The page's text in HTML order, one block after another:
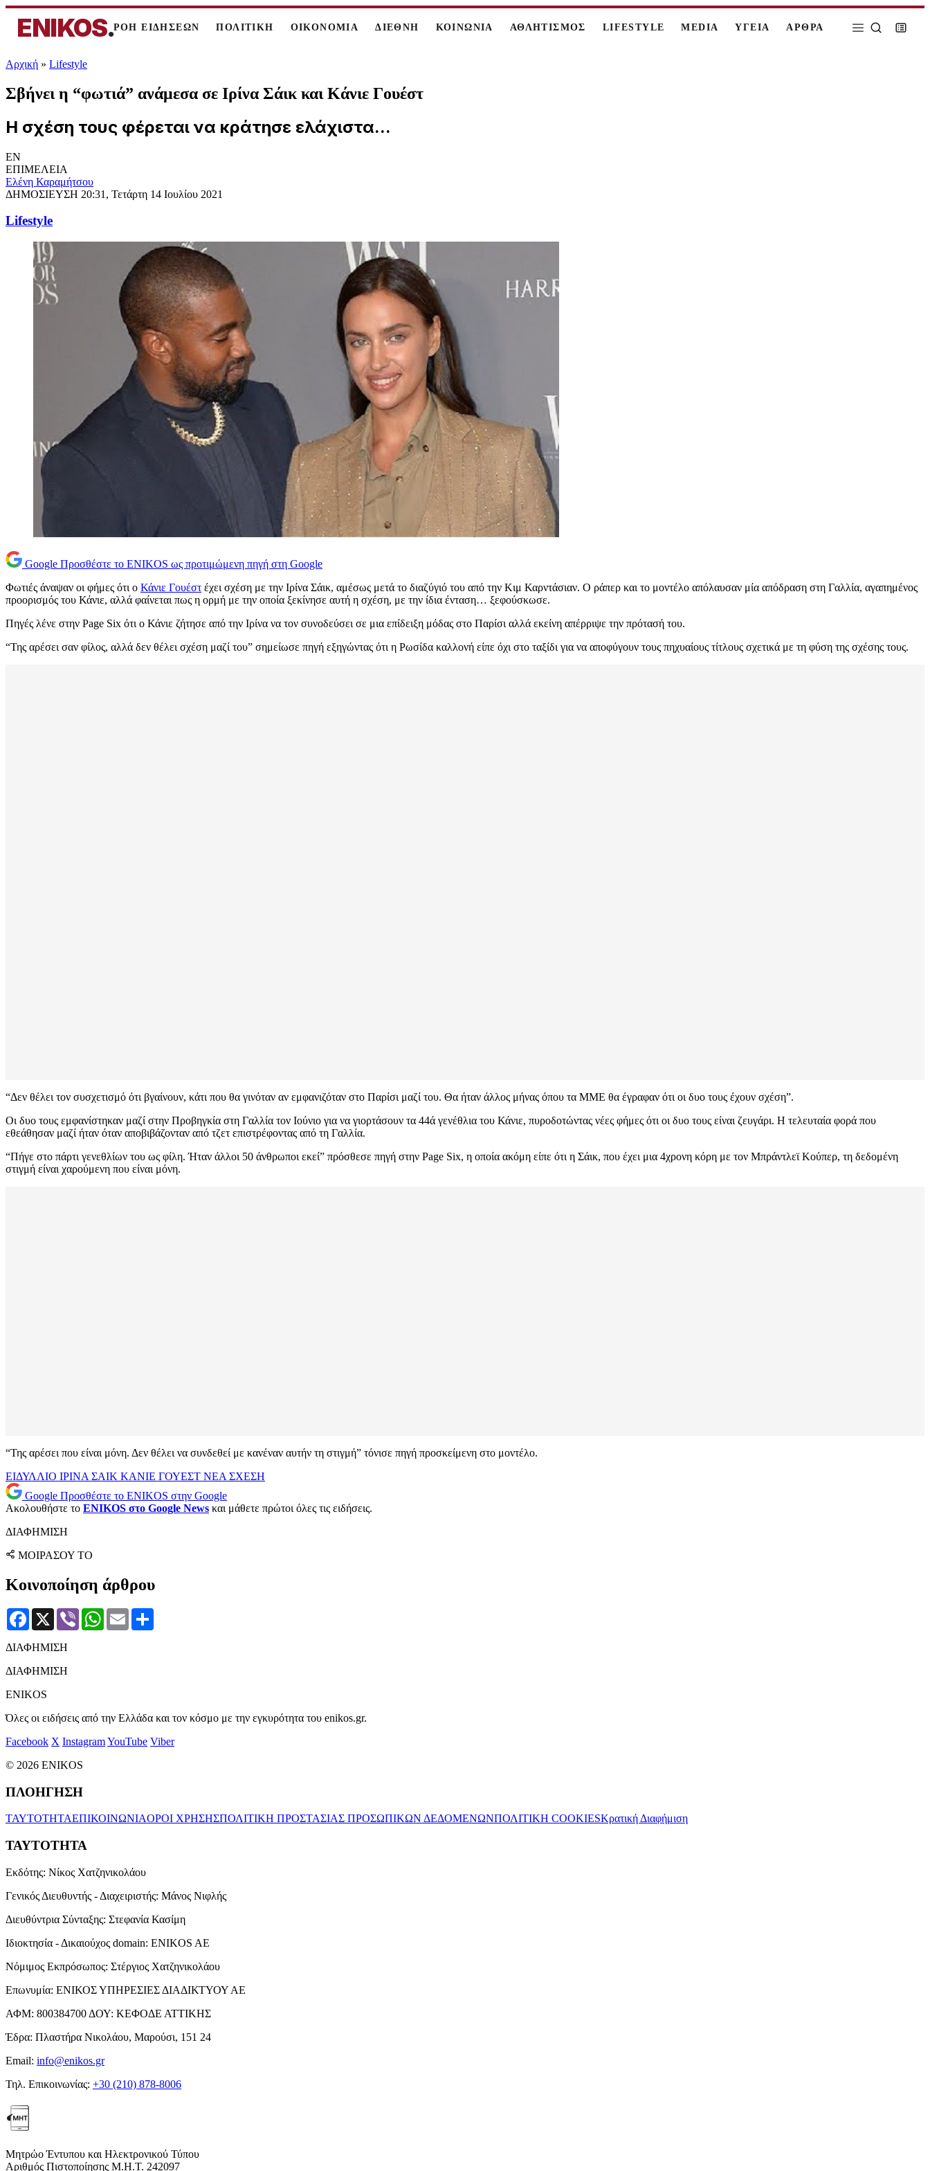
ENIKOS.ΡΟΗ ΕΙΔΗΣΕΩΝ ΠΟΛΙΤΙΚΗ ΟΙΚΟΝΟΜΙΑ ΔΙΕΘΝΗ ΚΟΙΝΩΝΙΑ ΑΘΛΗΤΙΣΜΟΣ LIFESTYLE MEDIA ΥΓΕΙΑ ΑΡΘΡΑ
Αρχική » Lifestyle
Σβήνει η “φωτιά” ανάμεσα σε Ιρίνα Σάικ και Κάνιε Γουέστ
Η σχέση τους φέρεται να κράτησε ελάχιστα...
EN
ΕΠΙΜΕΛΕΙΑ
Ελένη Καραμήτσου
ΔΗΜΟΣΙΕΥΣΗ 20:31, Τετάρτη 14 Ιουλίου 2021
Lifestyle
Google Προσθέστε το ENIKOS ως προτιμώμενη πηγή στη Google
Φωτιές άναψαν οι φήμες ότι ο Κάνιε Γουέστ έχει σχέση με την Ιρίνα Σάικ, αμέσως μετά το διαζύγιό του από την Κιμ Καρντάσιαν. Ο ράπερ και το μοντέλο απόλαυσαν μία απόδραση στη Γαλλία, αγαπημένος
προορισμός του Κάνιε, αλλά φαίνεται πως η ορμή με την οποία ξεκίνησε αυτή η σχέση, με την ίδια ένταση… ξεφούσκωσε.
Πηγές λένε στην Page Six ότι ο Κάνιε ζήτησε από την Ιρίνα να τον συνοδεύσει σε μια επίδειξη μόδας στο Παρίσι αλλά εκείνη απέρριψε την πρότασή του.
“Της αρέσει σαν φίλος, αλλά δεν θέλει σχέση μαζί του” σημείωσε πηγή εξηγώντας ότι η Ρωσίδα καλλονή είπε όχι στο ταξίδι για να αποφύγουν τους πηχυαίους τίτλους σχετικά με τη φύση της σχέσης τους.
“Δεν θέλει τον συσχετισμό ότι βγαίνουν, κάτι που θα γινόταν αν εμφανιζόταν στο Παρίσι μαζί του. Θα ήταν άλλος μήνας όπου τα ΜΜΕ θα έγραφαν ότι οι δυο τους έχουν σχέση”.
Οι δυο τους εμφανίστηκαν μαζί στην Προβηγκία στη Γαλλία τον Ιούνιο για να γιορτάσουν τα 44ά γενέθλια του Κάνιε, πυροδοτώντας νέες φήμες ότι οι δυο τους είναι ζευγάρι. Η τελευταία φορά που
εθεάθησαν μαζί ήταν όταν αποβιβάζονταν από τζετ επιστρέφοντας από τη Γαλλία.
“Πήγε στο πάρτι γενεθλίων του ως φίλη. Ήταν άλλοι 50 άνθρωποι εκεί” πρόσθεσε πηγή στην Page Six, η οποία ακόμη είπε ότι η Σάικ, που έχει μια 4χρονη κόρη με τον Μπράντλεϊ Κούπερ, τη δεδομένη
στιγμή είναι χαρούμενη που είναι μόνη.
“Της αρέσει που είναι μόνη. Δεν θέλει να συνδεθεί με κανέναν αυτήν τη στιγμή” τόνισε πηγή προσκείμενη στο μοντέλο.
ΕΙΔΥΛΛΙΟ ΙΡΙΝΑ ΣΑΙΚ ΚΑΝΙΕ ΓΟΥΕΣΤ ΝΕΑ ΣΧΕΣΗ
Google Προσθέστε το ENIKOS στην Google
Ακολουθήστε το ENIKOS στο Google News και μάθετε πρώτοι όλες τις ειδήσεις.
ΔΙΑΦΗΜΙΣΗ
ΜΟΙΡΑΣΟΥ ΤΟ
Κοινοποίηση άρθρου
Facebook
X Viber WhatsApp
Email
ΔΙΑΦΗΜΙΣΗ
ΔΙΑΦΗΜΙΣΗ
ENIKOS
Όλες οι ειδήσεις από την Ελλάδα και τον κόσμο με την εγκυρότητα του enikos.gr.
Facebook X InstagramYouTube Viber
© 2026 ENIKOS
ΠΛΟΗΓΗΣΗ
ΤΑΥΤΟΤΗΤΑΕΠΙΚΟΙΝΩΝΙΑΟΡΟΙ ΧΡΗΣΗΣΠΟΛΙΤΙΚΗ ΠΡΟΣΤΑΣΙΑΣ ΠΡΟΣΩΠΙΚΩΝ ΔΕΔΟΜΕΝΩΝΠΟΛΙΤΙΚΗ COOKIESΚρατική Διαφήμιση
ΤΑΥΤΟΤΗΤΑ
Εκδότης: Νίκος Χατζηνικολάου
Γενικός Διευθυντής - Διαχειριστής: Μάνος Νιφλής
Διευθύντρια Σύνταξης: Στεφανία Κασίμη
Ιδιοκτησία - Δικαιούχος domain: ENIKOS AE
Νόμιμος Εκπρόσωπος: Στέργιος Χατζηνικολάου
Επωνυμία: ΕΝΙΚΟΣ ΥΠΗΡΕΣΙΕΣ ΔΙΑΔΙΚΤΥΟΥ ΑΕ
ΑΦΜ: 800384700 ΔΟΥ: ΚΕΦΟΔΕ ΑΤΤΙΚΗΣ
Έδρα: Πλαστήρα Νικολάου, Μαρούσι, 151 24
Email: info@enikos.gr
Τηλ. Επικοινωνίας: +30 (210) 878-8006
Μητρώο Έντυπου και Ηλεκτρονικού Τύπου
Αριθμός Πιστοποίησης Μ.Η.Τ. 242097